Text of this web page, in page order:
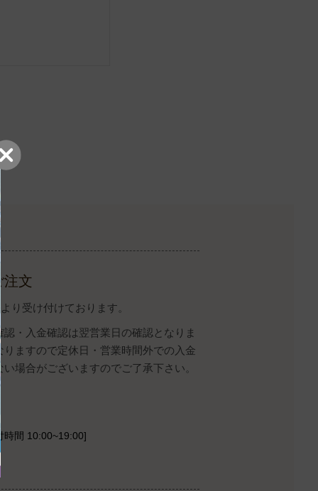
注文
り受け付けております。
・入金確認は翌営業日の確認となりま
ますので定休日・営業時間外での入金
場合がございますのでご了承下さい。
間 10:00~19:00]